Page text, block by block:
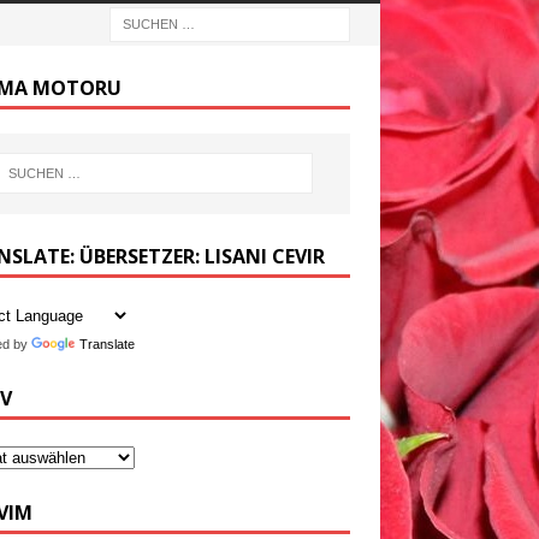
MOTORU
ÜBERSETZER: LISANI CEVIR
by Translate